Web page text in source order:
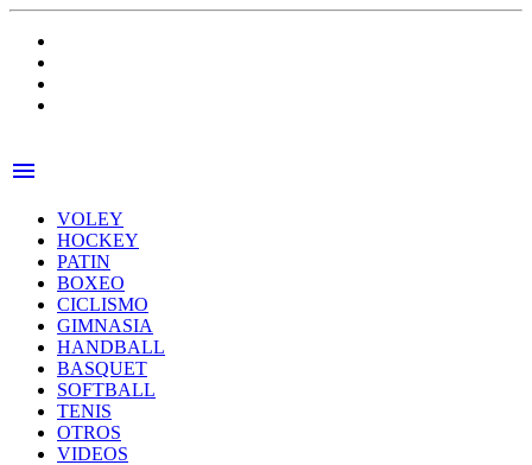
menu
VOLEY
HOCKEY
PATIN
BOXEO
CICLISMO
GIMNASIA
HANDBALL
BASQUET
SOFTBALL
TENIS
OTROS
VIDEOS